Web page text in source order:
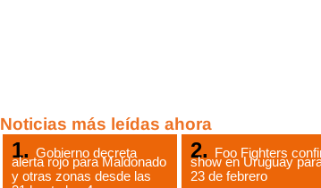
Noticias más leídas ahora
Gobierno decreta
alerta rojo para Maldonado
y otras zonas desde las
Foo Fighters
show en Uruguay
23 de febrero